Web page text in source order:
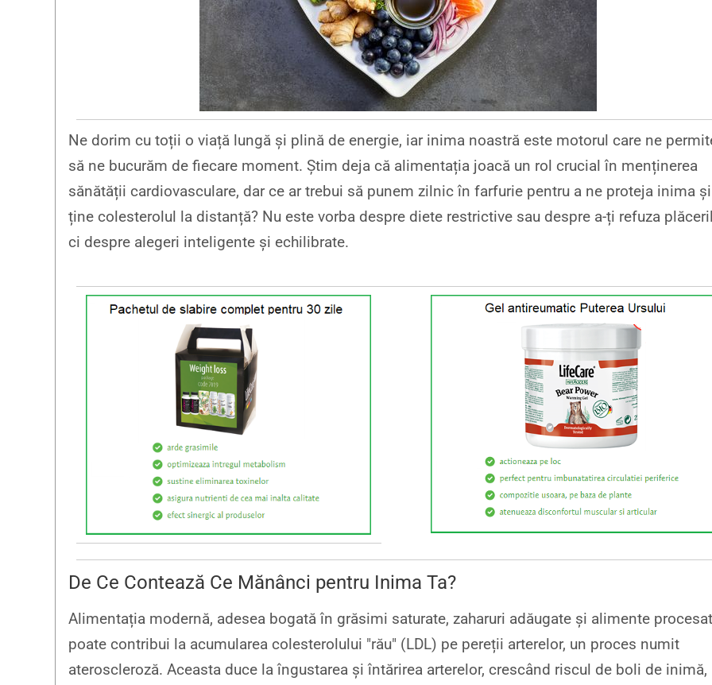
Ne dorim cu toții o viață lungă și plină de energie, iar inima noastră este motorul care ne
să ne bucurăm de fiecare moment. Știm deja că alimentația joacă un rol crucial în menținerea
sănătății cardiovasculare, dar ce ar trebui să punem zilnic în farfurie pentru a ne proteja inima
ține colesterolul la distanță? Nu este vorba despre diete restrictive sau despre a-ți refuza
ci despre alegeri inteligente și echilibrate.
De Ce Contează Ce Mănânci pentru Inima Ta?
Alimentația modernă, adesea bogată în grăsimi saturate, zaharuri adăugate și alimente
poate contribui la acumularea colesterolului "rău" (LDL) pe pereții arterelor, un proces numit
ateroscleroză. Aceasta duce la îngustarea și întărirea arterelor, crescând riscul de boli de inimă,